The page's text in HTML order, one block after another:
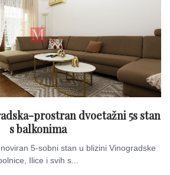
prostran dvoetažni 5s stan
s balkonima
5-sobni stan u blizini Vinogradske
Ilice i svih s...